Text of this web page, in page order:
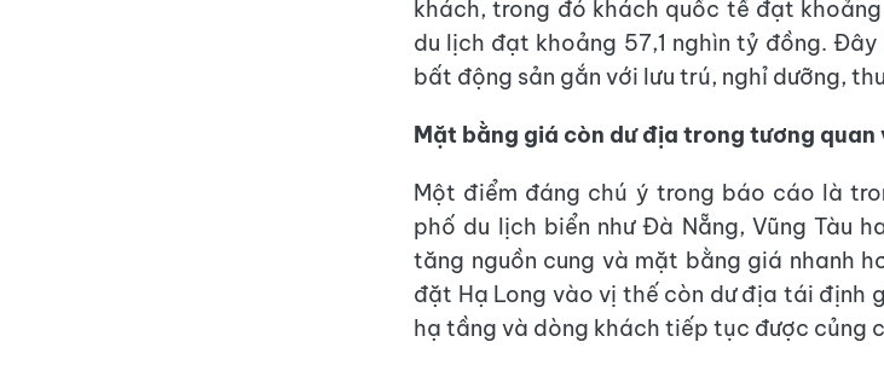
khách, trong đó khách quốc tế đạt
du lịch đạt khoảng 57,1 nghìn tỷ đồng.
bất động sản gắn với lưu trú, nghỉ dưỡng,
Mặt bằng giá còn dư địa trong tương
Một điểm đáng chú ý trong báo cáo là
phố du lịch biển như Đà Nẵng, Vũng Tàu
tăng nguồn cung và mặt bằng giá nhanh
đặt Hạ Long vào vị thế còn dư địa tái định
hạ tầng và dòng khách tiếp tục được củng